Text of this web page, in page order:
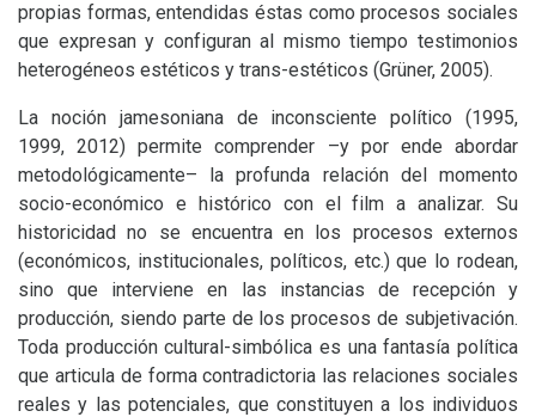
propias formas, entendidas éstas como procesos sociales
que expresan y configuran al mismo tiempo testimonios
heterogéneos estéticos y trans-estéticos (Grüner, 2005).
La noción jamesoniana de inconsciente político (1995,
1999, 2012) permite comprender –y por ende abordar
metodológicamente– la profunda relación del momento
socio-económico e histórico con el film a analizar. Su
historicidad no se encuentra en los procesos externos
(económicos, institucionales, políticos, etc.) que lo rodean,
sino que interviene en las instancias de recepción y
producción, siendo parte de los procesos de subjetivación.
Toda producción cultural-simbólica es una fantasía política
que articula de forma contradictoria las relaciones sociales
reales y las potenciales, que constituyen a los individuos